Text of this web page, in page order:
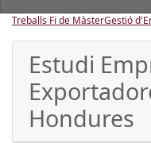
Treballs Fi de MàsterGestió
Estudi
Hondures